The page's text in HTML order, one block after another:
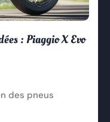
: Piaggio X Evo
des pneus